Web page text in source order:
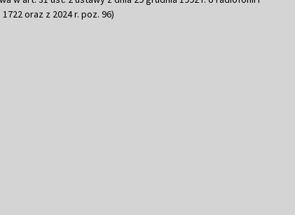
oraz z 2024 r. poz. 96)